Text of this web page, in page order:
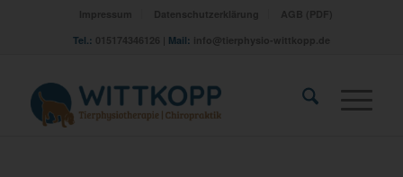
Tel.:
Mail: